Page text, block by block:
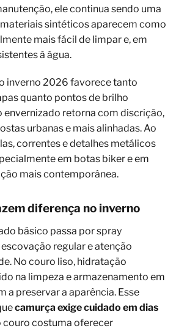
ele continua sendo uma
sintéticos aparecem como
mais fácil de limpar e, em
à água.
inverno 2026 favorece tanto
quanto pontos de brilho
envernizado retorna com discrição,
urbanas e mais alinhadas. Ao
correntes e detalhes metálicos
em botas biker e em
mais contemporânea.
diferença no inverno
básico passa por spray
regular e atenção
No couro liso, hidratação
na limpeza e armazenamento em
a preservar a aparência. Esse
camurça exige cuidado em dias
couro costuma oferecer